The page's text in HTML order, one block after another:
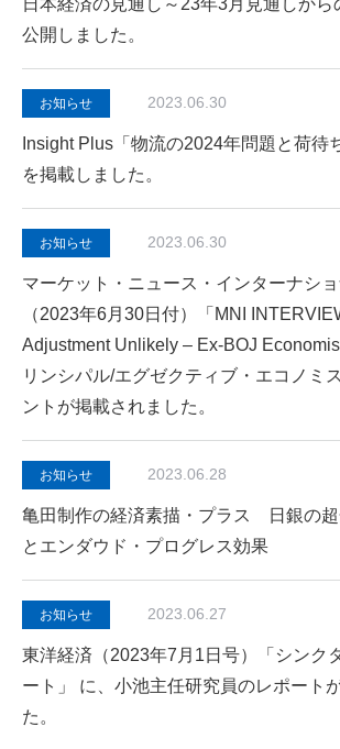
公開しました。
お知らせ 2023.06.30
Insight Plus「物流の2024年問題と荷待
を掲載しました。
お知らせ 2023.06.30
マーケット・ニュース・インターナショ
（2023年6月30日付）「MNI
Adjustment Unlikely – Ex-BOJ
リンシパル/エグゼクティブ・エコノミ
ントが掲載されました。
お知らせ 2023.06.28
亀田制作の経済素描・プラス 日銀の
とエンダウド・プログレス効果
お知らせ 2023.06.27
東洋経済（2023年7月1日号）「シンク
ート」 に、小池主任研究員のレポート
た。